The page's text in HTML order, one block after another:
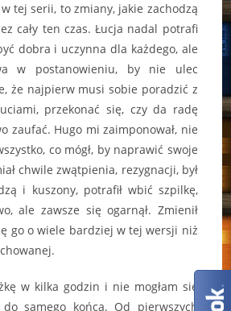
tej serii, to zmiany, jakie zachodzą
cały ten czas. Łucja nadal potrafi
dobra i uczynna dla każdego, ale
w postanowieniu, by nie ulec
że najpierw musi sobie poradzić z
przekonać się, czy da radę
zaufać. Hugo mi zaimponował, nie
co mógł, by naprawić swoje
chwile zwątpienia, rezygnacji, był
i kuszony, potrafił wbić szpilkę,
ale zawsze się ogarnął. Zmienił
go o wiele bardziej w tej wersji niż
w kilka godzin i nie mogłam się
samego końca. Od pierwszych